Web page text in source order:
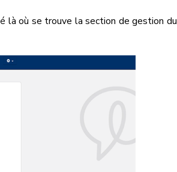
là où se trouve la section de gestion du